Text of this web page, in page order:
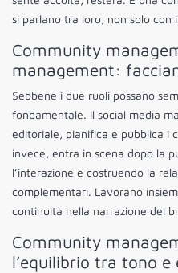
si parlano tra loro, non solo con
Community
management:
Sebbene i due ruoli possano
fondamentale. Il social media
editoriale, pianifica e pubblica i
invece, entra in scena dopo la
l’interazione e costruendo la
complementari. Lavorano
continuità nella narrazione del
Community
l’equilibrio tra tono e